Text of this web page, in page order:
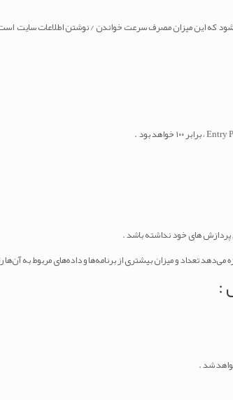
شود که این میزان مصرف سرعت خواندن / نوشتن اطلاعات سایت
پردازش های خود نداشته باشد .
:
شد .